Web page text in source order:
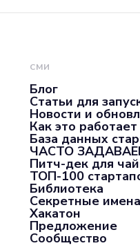
СМИ
Блог
Статьи для
Новости и
Как это работает
База данных
ЧАСТО
Питч-дек для
ТОП-100
Библиотека
Секретные имена
Хакатон
Предложение
Сообщество